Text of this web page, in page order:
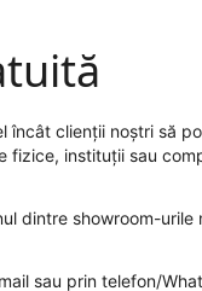
încât clienții noștri să
fizice, instituții sau
dintre showroom-
sau prin telefon/